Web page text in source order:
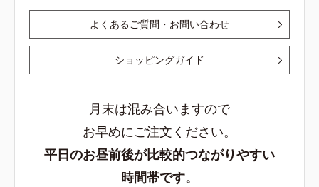
よくあるご質問・お問い合わせ
ショッピングガイド
月末は混み合いますので
お早めにご注文ください。
平日のお昼前後が比較的つながりやすい
時間帯です。